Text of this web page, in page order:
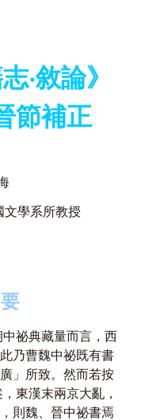
‧敘論》
節補正
文學系所教授
要
祕典藏量而言，西
乃曹魏中祕既有書
」所致。然而若按
東漢末兩京大亂，
則魏、晉中祕書焉